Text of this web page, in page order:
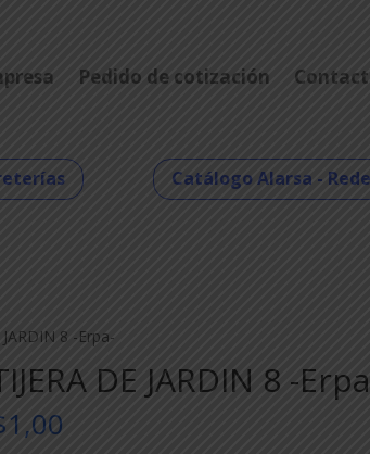
Pedido de cotización
Catálogo Alarsa -
8 -Erpa-
DE JARDIN 8 -
1,00